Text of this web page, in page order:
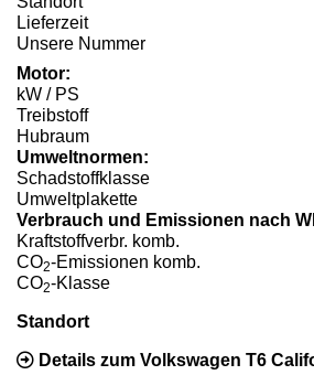
Lieferzeit
Unsere Nummer
Motor:
kW / PS
Treibstoff
Hubraum
Umweltnormen:
Schadstoffklasse
Umweltplakette
Verbrauch und Emissionen nach
Kraftstoffverbr. komb.
CO2-Emissionen komb.
CO2-Klasse
Standort
Details zum Volkswagen T6